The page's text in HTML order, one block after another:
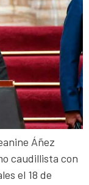
Áñez
caudillista con
el 18 de